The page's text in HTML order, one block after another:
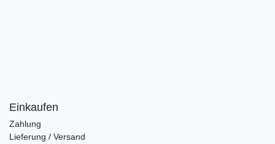
Einkaufen
Zahlung
Lieferung / Versand